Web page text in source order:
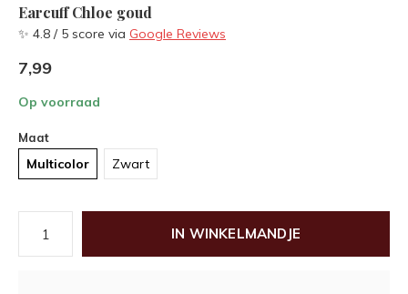
Earcuff Chloe goud
✨ 4.8 / 5 score via Google Reviews
7,99
Op voorraad
Maat
Multicolor Zwart
IN WINKELMANDJE